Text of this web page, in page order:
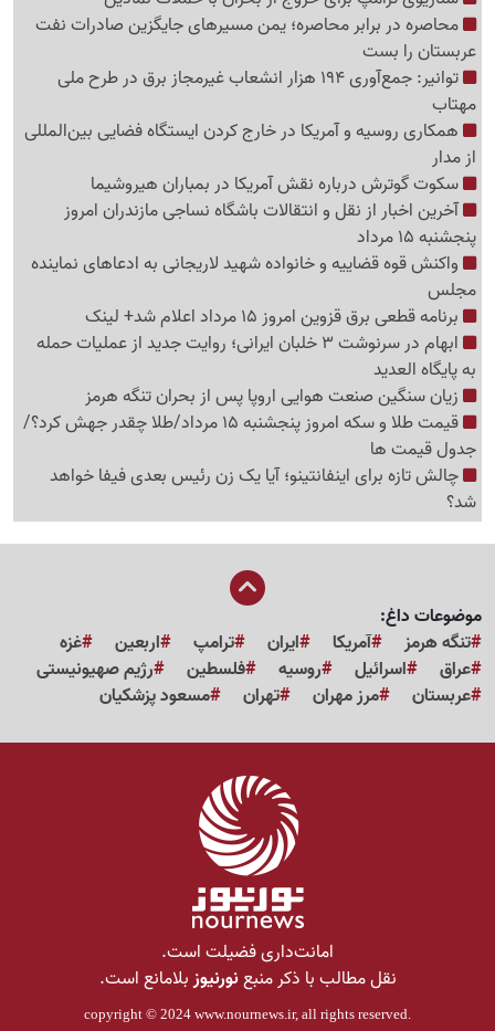
محاصره در برابر محاصره؛ یمن مسیرهای جایگزین صادرات نفت
عربستان را بست
توانیر: جمع‌آوری 194 هزار انشعاب غیرمجاز برق در طرح ملی
مهتاب
همکاری روسیه و آمریکا در خارج کردن ایستگاه فضایی بین‌المللی
از مدار
سکوت گوترش درباره نقش آمریکا در بمباران هیروشیما
آخرین اخبار از نقل و انتقالات باشگاه نساجی مازندران امروز
پنجشنبه 15 مرداد
واکنش قوه قضاییه و خانواده شهید لاریجانی به ادعاهای نماینده
مجلس
برنامه قطعی برق قزوین امروز 15 مرداد اعلام شد+ لینک
ابهام در سرنوشت 3 خلبان ایرانی؛ روایت جدید از عملیات حمله
به پایگاه العدید
زیان سنگین صنعت هوایی اروپا پس از بحران تنگه هرمز
قیمت طلا و سکه امروز پنجشنبه 15 مرداد/طلا چقدر جهش کرد؟/
جدول قیمت ها
چالش تازه برای اینفانتینو؛ آیا یک زن رئیس بعدی فیفا خواهد
شد؟
موضوعات داغ:
تنگه هرمز
آمریکا ایران ترامپ اربعین
غزه
عراق
اسرائیل روسیه فلسطین
رژیم صهیونیستی
عربستان
مرز مهران تهران مسعود پزشکیان
امانت‌داری فضیلت است.
نقل مطالب با ذکر منبعنورنیوزبلامانع است.
copyright © 2024 www.nournews.ir, all rights reserved.